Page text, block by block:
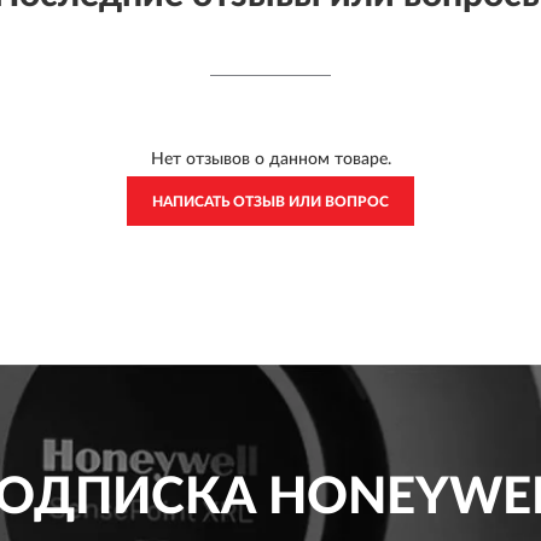
Нет отзывов о данном товаре.
НАПИСАТЬ ОТЗЫВ ИЛИ ВОПРОС